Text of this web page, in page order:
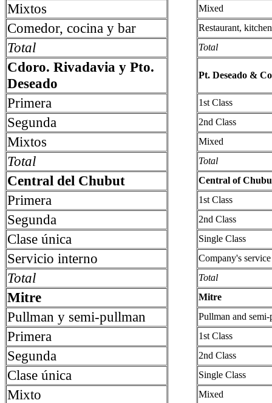
Mixtos Mixed
Comedor, cocina y bar Restaurant,
Total Total
Cdoro. Rivadavia y Pto.
Deseado
Pt. Deseado &
Primera 1st Class
Segunda 2nd Class
Mixtos Mixed
Total Total
Central del Chubut Central of
Primera 1st Class
Segunda 2nd Class
Clase única Single Class
Servicio interno Company's service
Total Total
Mitre Mitre
Pullman y semi-pullman Pullman and
Primera 1st Class
Segunda 2nd Class
Clase única Single Class
Mixto Mixed